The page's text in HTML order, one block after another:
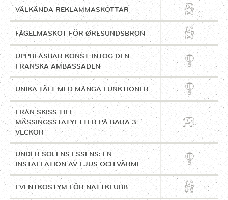
VÄLKÄNDA REKLAMMASKOTTAR
FÅGELMASKOT FÖR ØRESUNDSBRON
UPPBLÅSBAR KONST INTOG DEN
FRANSKA AMBASSADEN
UNIKA TÄLT MED MÅNGA FUNKTIONER
FRÅN SKISS TILL
MÄSSINGSSTATYETTER PÅ BARA 3
VECKOR
UNDER SOLENS ESSENS: EN
INSTALLATION AV LJUS OCH VÄRME
EVENTKOSTYM FÖR NATTKLUBB